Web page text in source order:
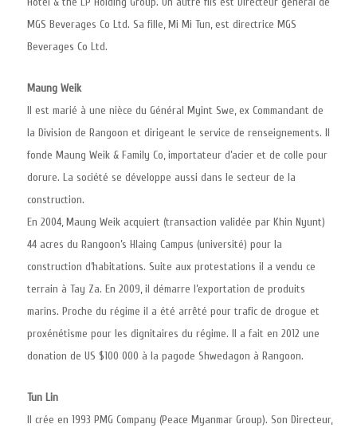
MGS Beverages Co Ltd. Sa fille, Mi Mi Tun, est directrice MGS
Beverages Co Ltd.
Maung Weik
Il est marié à une nièce du Général Myint Swe, ex Commandant de
la Division de Rangoon et dirigeant le service de renseignements. Il
fonde Maung Weik & Family Co, importateur d’acier et de colle pour
dorure. La société se développe aussi dans le secteur de la
construction.
En 2004, Maung Weik acquiert (transaction validée par Khin Nyunt)
44 acres du Rangoon’s Hlaing Campus (université) pour la
construction d’habitations. Suite aux protestations il a vendu ce
terrain à Tay Za. En 2009, il démarre l’exportation de produits
marins. Proche du régime il a été arrêté pour trafic de drogue et
proxénétisme pour les dignitaires du régime. Il a fait en 2012 une
donation de US $100 000 à la pagode Shwedagon à Rangoon.
Tun Lin
Il crée en 1993 PMG Company (Peace Myanmar Group). Son Directeur,